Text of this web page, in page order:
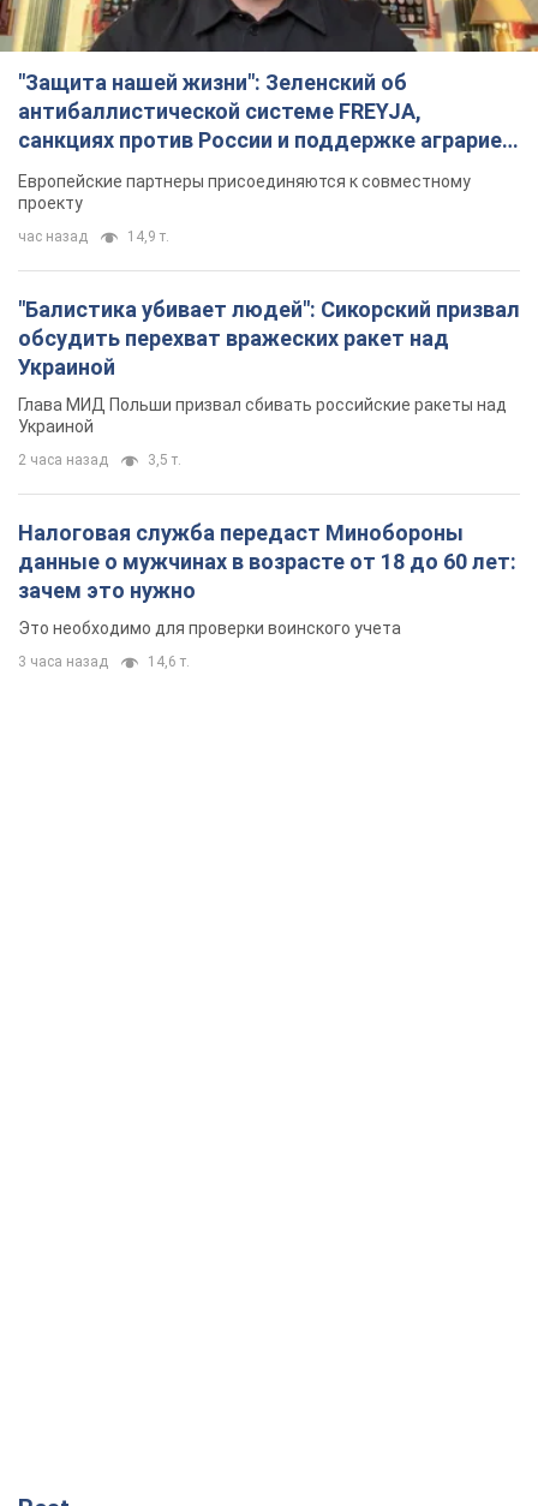
"Защита нашей жизни": Зеленский об
антибаллистической системе FREYJA,
санкциях против России и поддержке аграриев.
Видео
Европейские партнеры присоединяются к совместному
проекту
час назад 14,9 т.
"Балистика убивает людей": Сикорский призвал
обсудить перехват вражеских ракет над
Украиной
Глава МИД Польши призвал сбивать российские ракеты над
Украиной
2 часа назад 3,5 т.
Налоговая служба передаст Минобороны
данные о мужчинах в возрасте от 18 до 60 лет:
зачем это нужно
Это необходимо для проверки воинского учета
3 часа назад 14,6 т.